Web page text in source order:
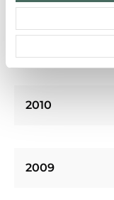
2010
2009